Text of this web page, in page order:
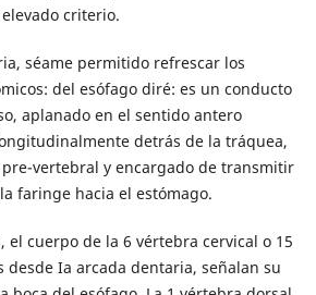
criterio.
séame permitido refrescar los
del esófago diré: es un conducto
aplanado en el sentido antero
detrás de la tráquea,
vertebral y encargado de transmitir
faringe hacia el estómago.
el cuerpo de la 6 vértebra cervical o 15
desde Ia arcada dentaria, señalan su